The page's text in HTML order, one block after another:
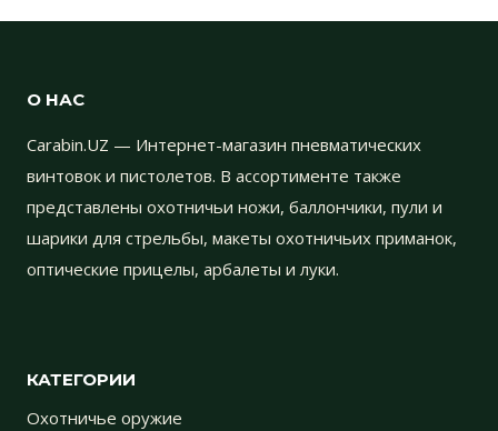
О НАС
Carabin.UZ — Интернет-магазин пневматических
винтовок и пистолетов. В ассортименте также
представлены охотничьи ножи, баллончики, пули и
шарики для стрельбы, макеты охотничьих приманок,
оптические прицелы, арбалеты и луки.
КАТЕГОРИИ
Охотничье оружие